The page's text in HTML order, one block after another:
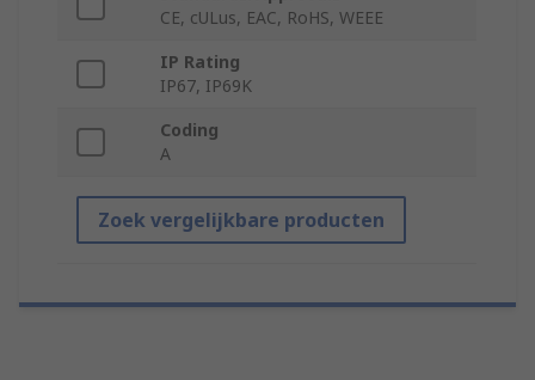
CE, cULus, EAC, RoHS, WEEE
IP Rating
IP67, IP69K
Coding
A
Zoek vergelijkbare producten